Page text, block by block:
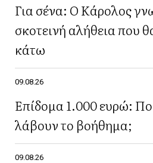
Για σένα: Ο Κάρολος
σκοτεινή αλήθεια που
κάτω
09.08.26
Επίδομα 1.000 ευρώ:
λάβουν το βοήθημα;
09.08.26